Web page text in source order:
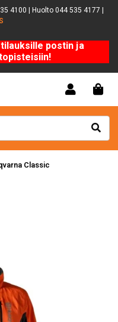
4100 | Huolto 044 535 4177 |
postin ja
Classic